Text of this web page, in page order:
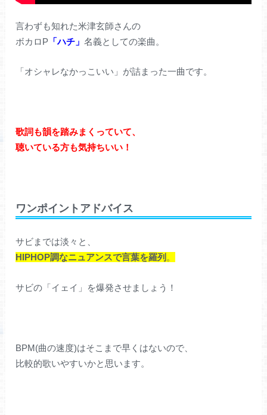
言わずも知れた米津玄師さんの
ボカロP 「ハチ」名義としての楽曲。
「オシャレなかっこいい」が詰まった一曲です。
歌詞も韻を踏みまくっていて、
聴いている方も気持ちいい！
ワンポイントアドバイス
サビまでは淡々と、
HIPHOP調なニュアンスで言葉を羅列 。
サビの「イェイ」を爆発させましょう！
BPM(曲の速度)はそこまで早くはないので、
比較的歌いやすいかと思います。